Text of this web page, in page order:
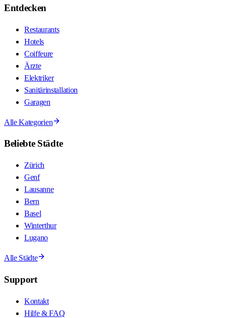
Entdecken
Restaurants
Hotels
Coiffeure
Ärzte
Elektriker
Sanitärinstallation
Garagen
Alle Kategorien
Beliebte Städte
Zürich
Genf
Lausanne
Bern
Basel
Winterthur
Lugano
Alle Städte
Support
Kontakt
Hilfe & FAQ